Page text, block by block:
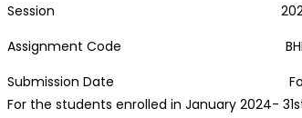
Session 2023-
Assignment Code BHIC 108/
Submission Date For the
For the students enrolled in January 2024-